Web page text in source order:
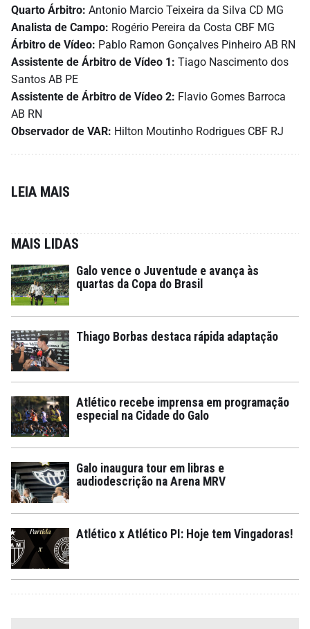
Quarto Árbitro: Antonio Marcio Teixeira da Silva CD MG
Analista de Campo: Rogério Pereira da Costa CBF MG
Árbitro de Vídeo: Pablo Ramon Gonçalves Pinheiro AB RN
Assistente de Árbitro de Vídeo 1: Tiago Nascimento dos
Santos AB PE
Assistente de Árbitro de Vídeo 2: Flavio Gomes Barroca
AB RN
Observador de VAR: Hilton Moutinho Rodrigues CBF RJ
LEIA MAIS
MAIS LIDAS
Galo vence o Juventude e avança às
quartas da Copa do Brasil
Thiago Borbas destaca rápida adaptação
Atlético recebe imprensa em programação
especial na Cidade do Galo
Galo inaugura tour em libras e
audiodescrição na Arena MRV
Atlético x Atlético PI: Hoje tem Vingadoras!